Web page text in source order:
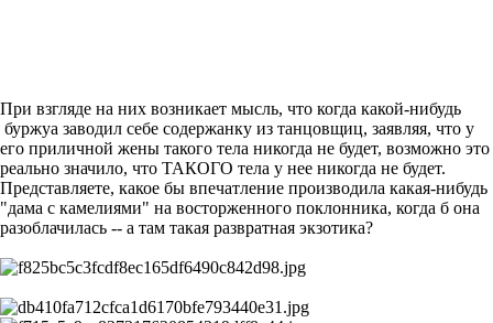
При взгляде на них возникает мысль, что когда какой-нибудь
буржуа заводил себе содержанку из танцовщиц, заявляя, что у
его приличной жены такого тела никогда не будет, возможно это
реально значило, что ТАКОГО тела у нее никогда не будет.
Представляете, какое бы впечатление производила какая-нибудь
"дама с камелиями" на восторженного поклонника, когда б она
разоблачилась -- а там такая развратная экзотика?